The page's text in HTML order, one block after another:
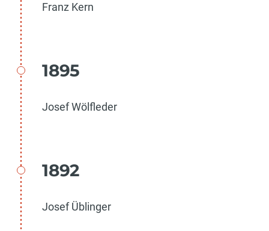
Franz Kern
1895
Josef Wölfleder
1892
Josef Üblinger